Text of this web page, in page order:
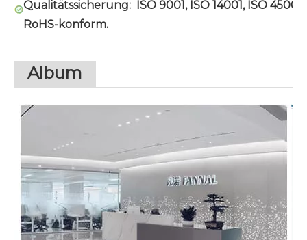
Qualitätssicherung: ISO 9001, ISO 14001, ISO
RoHS-konform.
Album